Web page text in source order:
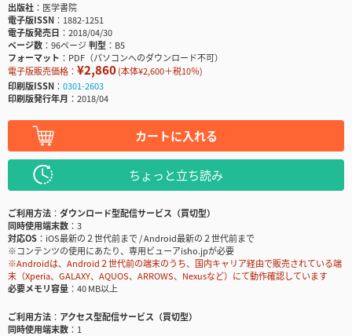
出版社
医学書院
電子版ISSN
1882-1251
電子版発売日
2018/04/30
ページ数
96ページ判型
B5
フォーマット
PDF（パソコンへのダウンロード不可）
電子版販売価格： ¥2,860(本体¥2,600＋税10％)
印刷版ISSN
0301-2603
印刷版発行年月
2018/04
カートに入れる
ちょっと立ち読み
ご利用方法
ダウンロード型配信サービス（買切型）
同時使用端末数
3
対応OS
iOS最新の２世代前まで / Android最新の２世代前まで
※コンテンツの使用にあたり、専用ビューアisho.jpが必要
※Androidは、Android２世代前の端末のうち、国内キャリア経由で販売されている端
末（Xperia、GALAXY、AQUOS、ARROWS、Nexusなど）にて動作確認しています
必要メモリ容量
40 MB以上
ご利用方法
アクセス型配信サービス（買切型）
同時使用端末数
1